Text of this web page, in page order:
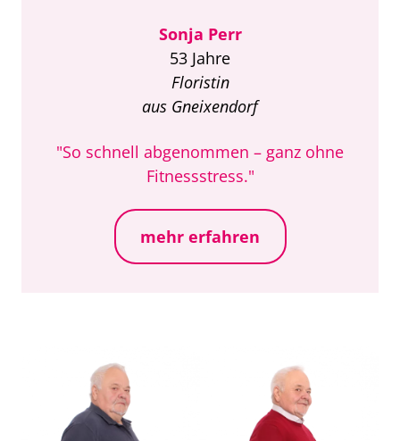
Sonja Perr
53 Jahre
Floristin
aus Gneixendorf
"So schnell abgenommen – ganz ohne
Fitnessstress."
mehr erfahren